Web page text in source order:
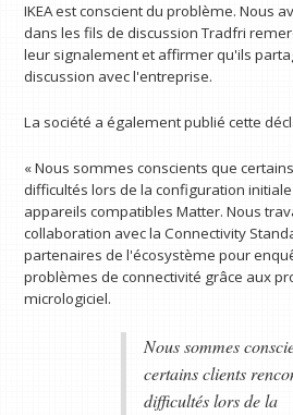
IKEA est conscient du problème. Nous
dans les fils de discussion Tradfri
leur signalement et affirmer qu'ils
discussion avec l'entreprise.
La société a également publié cette
« Nous sommes conscients que
difficultés lors de la configuration
appareils compatibles Matter. Nous
collaboration avec la Connectivity
partenaires de l'écosystème pour
problèmes de connectivité grâce aux
micrologiciel.
Nous sommes
certains clients
difficultés lors de la